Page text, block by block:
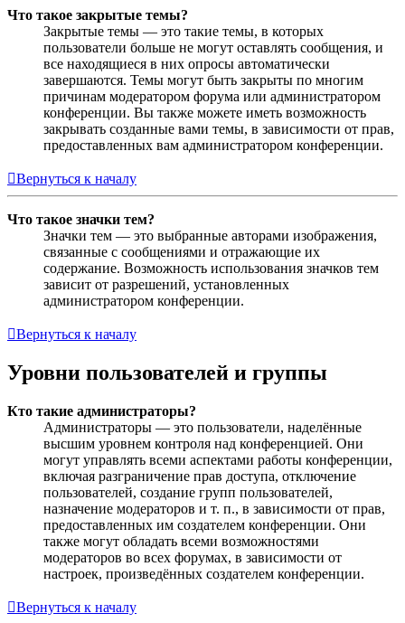
Что такое закрытые темы?
Закрытые темы — это такие темы, в которых
пользователи больше не могут оставлять сообщения, и
все находящиеся в них опросы автоматически
завершаются. Темы могут быть закрыты по многим
причинам модератором форума или администратором
конференции. Вы также можете иметь возможность
закрывать созданные вами темы, в зависимости от прав,
предоставленных вам администратором конференции.
Вернуться к началу
Что такое значки тем?
Значки тем — это выбранные авторами изображения,
связанные с сообщениями и отражающие их
содержание. Возможность использования значков тем
зависит от разрешений, установленных
администратором конференции.
Вернуться к началу
Уровни пользователей и группы
Кто такие администраторы?
Администраторы — это пользователи, наделённые
высшим уровнем контроля над конференцией. Они
могут управлять всеми аспектами работы конференции,
включая разграничение прав доступа, отключение
пользователей, создание групп пользователей,
назначение модераторов и т. п., в зависимости от прав,
предоставленных им создателем конференции. Они
также могут обладать всеми возможностями
модераторов во всех форумах, в зависимости от
настроек, произведённых создателем конференции.
Вернуться к началу